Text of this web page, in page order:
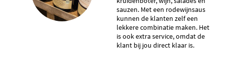
sauzen. Met een rodewijnsaus
kunnen de klanten zelf een
lekkere combinatie maken. Het
is ook extra service, omdat de
klant bij jou direct klaar is.